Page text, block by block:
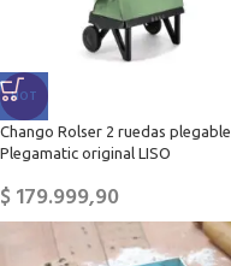
HOT
Chango Rolser 2 ruedas plegable
Plegamatic original LISO
$179.999,90